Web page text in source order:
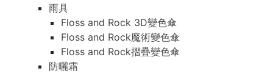
雨具
Floss and Rock 3D變色傘
Floss and Rock魔術變色傘
Floss and Rock摺疊變色傘
防曬霜